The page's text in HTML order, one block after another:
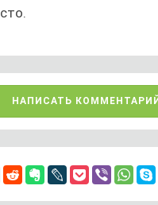
НАПИСАТЬ КОММЕНТАРИЙ